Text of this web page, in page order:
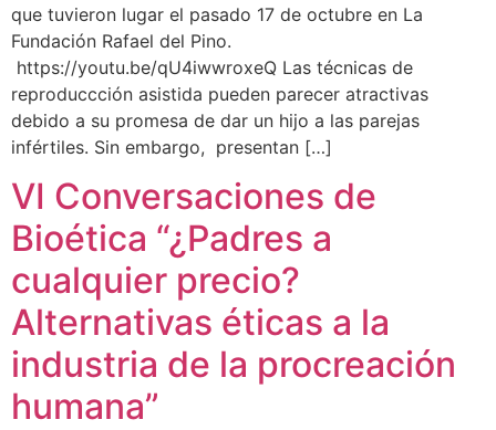
que tuvieron lugar el pasado 17 de octubre en La
Fundación Rafael del Pino.
https://youtu.be/qU4iwwroxeQ Las técnicas de
reproduccción asistida pueden parecer atractivas
debido a su promesa de dar un hijo a las parejas
infértiles. Sin embargo, presentan […]
VI Conversaciones de
Bioética “¿Padres a
cualquier precio?
Alternativas éticas a la
industria de la procreación
humana”